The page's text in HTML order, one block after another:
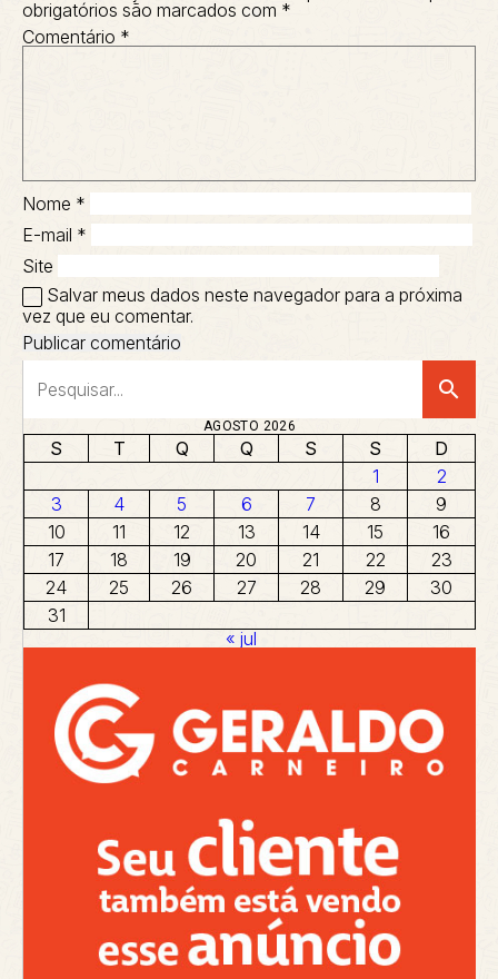
obrigatórios são marcados com *
Comentário *
Nome *
E-mail *
Site
Salvar meus dados neste navegador para a próxima
vez que eu comentar.
search
AGOSTO 2026
S T Q Q S S
D
1
2
3
4 5 6 7 8
9
10
11 12 13 14 15
16
17
18 19 20 21 22
23
24
25 26 27 28 29
30
31
« jul